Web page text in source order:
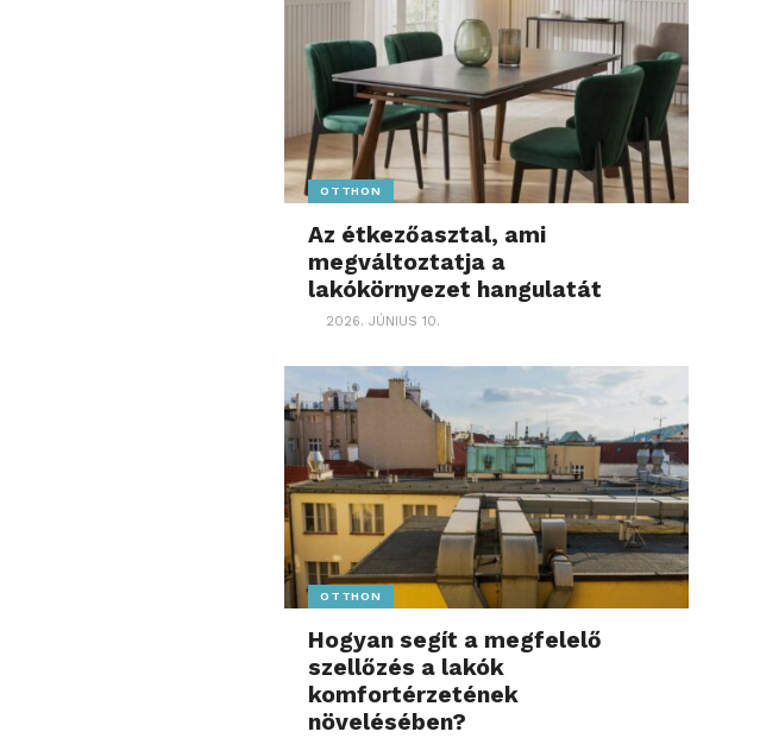
OTTHON
Az étkezőasztal, ami
megváltoztatja a
lakókörnyezet hangulatát
2026. JÚNIUS 10.
OTTHON
Hogyan segít a megfelelő
szellőzés a lakók
komfortérzetének
növelésében?